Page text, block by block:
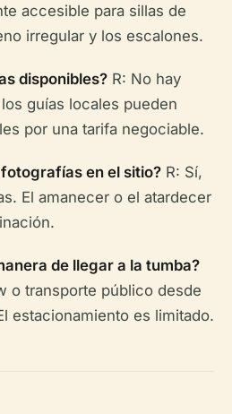
accesible para sillas de
irregular y los escalones.
disponibles? R: No hay
guías locales pueden
por una tarifa negociable.
en el sitio? R: Sí,
El amanecer o el atardecer
de llegar a la tumba?
o transporte público desde
estacionamiento es limitado.